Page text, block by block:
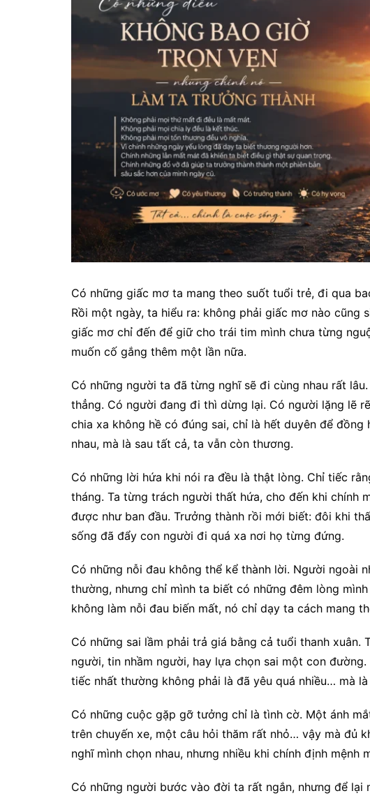
Có những giấc mơ ta mang theo suốt tuổi trẻ, đi qua
Rồi một ngày, ta hiểu ra: không phải giấc mơ nào cũng
giấc mơ chỉ đến để giữ cho trái tim mình chưa từng
muốn cố gắng thêm một lần nữa.
Có những người ta đã từng nghĩ sẽ đi cùng nhau rất
thẳng. Có người đang đi thì dừng lại. Có người lặng lẽ
chia xa không hề có đúng sai, chỉ là hết duyên để
nhau, mà là sau tất cả, ta vẫn còn thương.
Có những lời hứa khi nói ra đều là thật lòng. Chỉ tiếc
tháng. Ta từng trách người thất hứa, cho đến khi chính
được như ban đầu. Trưởng thành rồi mới biết: đôi khi
sống đã đẩy con người đi quá xa nơi họ từng đứng.
Có những nỗi đau không thể kể thành lời. Người ngoài
thường, nhưng chỉ mình ta biết có những đêm lòng
không làm nỗi đau biến mất, nó chỉ dạy ta cách mang
Có những sai lầm phải trả giá bằng cả tuổi thanh xuân.
người, tin nhầm người, hay lựa chọn sai một con
tiếc nhất thường không phải là đã yêu quá nhiều… mà
Có những cuộc gặp gỡ tưởng chỉ là tình cờ. Một ánh
trên chuyến xe, một câu hỏi thăm rất nhỏ… vậy mà đủ
nghĩ mình chọn nhau, nhưng nhiều khi chính định mệnh
Có những người bước vào đời ta rất ngắn, nhưng để